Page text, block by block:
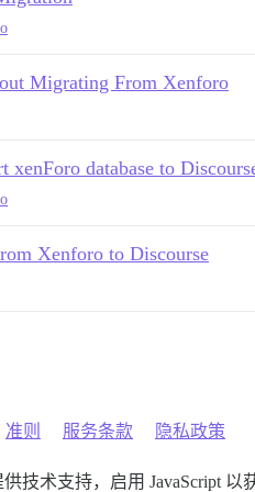
Migrating From Xenforo
xenForo database to
Xenforo to Discourse
准则 服务条款 隐私政策
供技术支持，启用 JavaScript 以